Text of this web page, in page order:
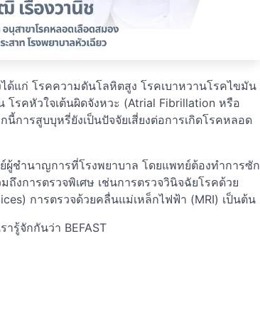
ด้แก่ โรคความดันโลหิตสูง โรคเบาหวานโรคไขมัน
โรคหัวใจเต้นผิดจังหวะ (Atrial Fibrillation หรือ
การสูบบุหรี่ยังเป็นปัจจัยเสี่ยงต่อการเกิดโรคหลอด
ผู้ชำนาญการที่โรงพยาบาล โดยแพทย์ต้องทำการซัก
ถึงการตรวจพิเศษ เช่นการตรวจวินิจฉัยโรคด้วย
การตรวจด้วยคลื่นแม่เหล็กไฟฟ้า (MRI) เป็นต้น
รู้จักกันว่า BEFAST